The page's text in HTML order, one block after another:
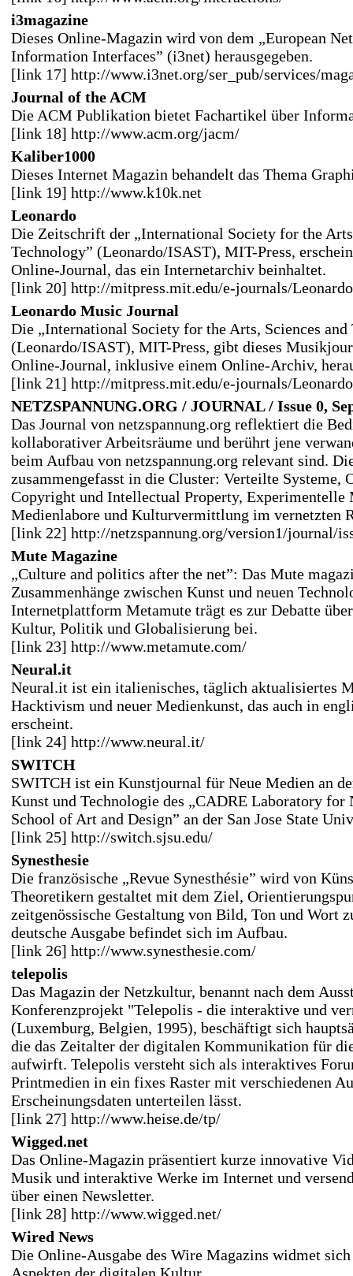
i3magazine
Dieses Online-Magazin wird von dem „European
Information Interfaces” (i3net) herausgegeben.
[link 17] http://www.i3net.org/ser_pub/services/
Journal of the ACM
Die ACM Publikation bietet Fachartikel über
[link 18] http://www.acm.org/jacm/
Kaliber1000
Dieses Internet Magazin behandelt das Thema
[link 19] http://www.k10k.net
Leonardo
Die Zeitschrift der „International Society for the
Technology” (Leonardo/ISAST), MIT-Press,
Online-Journal, das ein Internetarchiv beinhaltet.
[link 20] http://mitpress.mit.edu/e-journals/
Leonardo Music Journal
Die „International Society for the Arts, Sciences and
(Leonardo/ISAST), MIT-Press, gibt dieses
Online-Journal, inklusive einem Online-Archiv,
[link 21] http://mitpress.mit.edu/e-journals/
NETZSPANNUNG.ORG / JOURNAL / Issue 0,
Das Journal von netzspannung.org reflektiert die
kollaborativer Arbeitsräume und berührt jene
beim Aufbau von netzspannung.org relevant sind.
zusammengefasst in die Cluster: Verteilte Systeme,
Copyright und Intellectual Property, Experimentelle
Medienlabore und Kulturvermittlung im vernetzten
[link 22] http://netzspannung.org/version1/journal/
Mute Magazine
„Culture and politics after the net”: Das Mute
Zusammenhänge zwischen Kunst und neuen
Internetplattform Metamute trägt es zur Debatte
Kultur, Politik und Globalisierung bei.
[link 23] http://www.metamute.com/
Neural.it
Neural.it ist ein italienisches, täglich aktualisiertes
Hacktivism und neuer Medienkunst, das auch in
erscheint.
[link 24] http://www.neural.it/
SWITCH
SWITCH ist ein Kunstjournal für Neue Medien an
Kunst und Technologie des „CADRE Laboratory for
School of Art and Design” an der San Jose State
[link 25] http://switch.sjsu.edu/
Synesthesie
Die französische „Revue Synesthésie” wird von
Theoretikern gestaltet mit dem Ziel,
zeitgenössische Gestaltung von Bild, Ton und Wort
deutsche Ausgabe befindet sich im Aufbau.
[link 26] http://www.synesthesie.com/
telepolis
Das Magazin der Netzkultur, benannt nach dem
Konferenzprojekt "Telepolis - die interaktive und
(Luxemburg, Belgien, 1995), beschäftigt sich
die das Zeitalter der digitalen Kommunikation für
aufwirft. Telepolis versteht sich als interaktives
Printmedien in ein fixes Raster mit verschiedenen
Erscheinungsdaten unterteilen lässt.
[link 27] http://www.heise.de/tp/
Wigged.net
Das Online-Magazin präsentiert kurze innovative
Musik und interaktive Werke im Internet und
über einen Newsletter.
[link 28] http://www.wigged.net/
Wired News
Die Online-Ausgabe des Wire Magazins widmet